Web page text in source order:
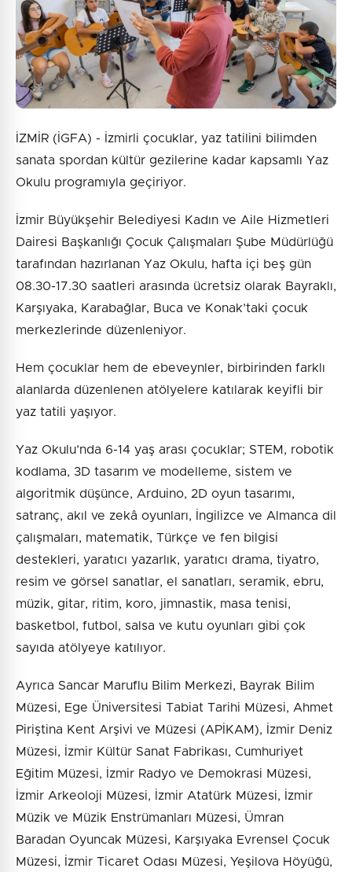
İZMİR (İGFA) - İzmirli çocuklar, yaz tatilini bilimden
sanata spordan kültür gezilerine kadar kapsamlı Yaz
Okulu programıyla geçiriyor.
İzmir Büyükşehir Belediyesi Kadın ve Aile Hizmetleri
Dairesi Başkanlığı Çocuk Çalışmaları Şube Müdürlüğü
tarafından hazırlanan Yaz Okulu, hafta içi beş gün
08.30-17.30 saatleri arasında ücretsiz olarak Bayraklı,
Karşıyaka, Karabağlar, Buca ve Konak’taki çocuk
merkezlerinde düzenleniyor.
Hem çocuklar hem de ebeveynler, birbirinden farklı
alanlarda düzenlenen atölyelere katılarak keyifli bir
yaz tatili yaşıyor.
Yaz Okulu’nda 6-14 yaş arası çocuklar; STEM, robotik
kodlama, 3D tasarım ve modelleme, sistem ve
algoritmik düşünce, Arduino, 2D oyun tasarımı,
satranç, akıl ve zekâ oyunları, İngilizce ve Almanca dil
çalışmaları, matematik, Türkçe ve fen bilgisi
destekleri, yaratıcı yazarlık, yaratıcı drama, tiyatro,
resim ve görsel sanatlar, el sanatları, seramik, ebru,
müzik, gitar, ritim, koro, jimnastik, masa tenisi,
basketbol, futbol, salsa ve kutu oyunları gibi çok
sayıda atölyeye katılıyor.
Ayrıca Sancar Maruflu Bilim Merkezi, Bayrak Bilim
Müzesi, Ege Üniversitesi Tabiat Tarihi Müzesi, Ahmet
Piriştina Kent Arşivi ve Müzesi (APİKAM), İzmir Deniz
Müzesi, İzmir Kültür Sanat Fabrikası, Cumhuriyet
Eğitim Müzesi, İzmir Radyo ve Demokrasi Müzesi,
İzmir Arkeoloji Müzesi, İzmir Atatürk Müzesi, İzmir
Müzik ve Müzik Enstrümanları Müzesi, Ümran
Baradan Oyuncak Müzesi, Karşıyaka Evrensel Çocuk
Müzesi, İzmir Ticaret Odası Müzesi, Yeşilova Höyüğü,